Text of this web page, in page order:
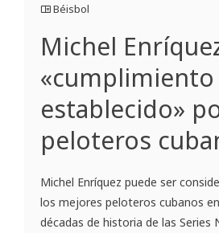
Béisbol
Michel
«cumplimiento
establecido»
peloteros
Michel Enríquez puede ser
los mejores peloteros cubanos
décadas de historia de las Series